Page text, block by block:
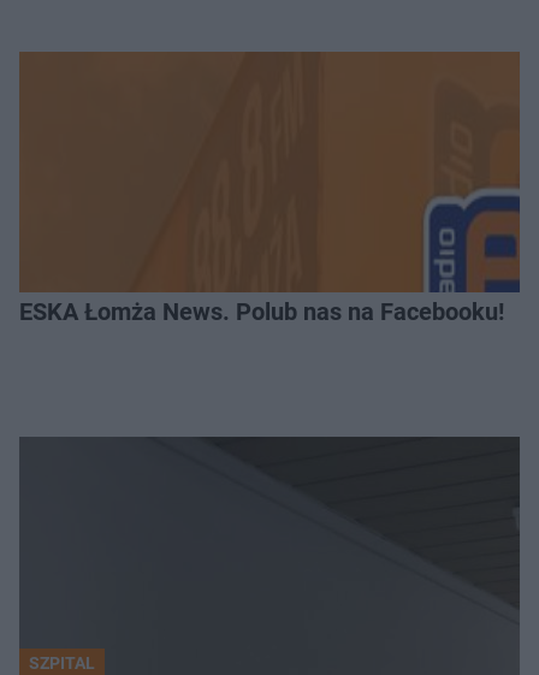
ESKA Łomża News. Polub nas na Facebooku!
SZPITAL